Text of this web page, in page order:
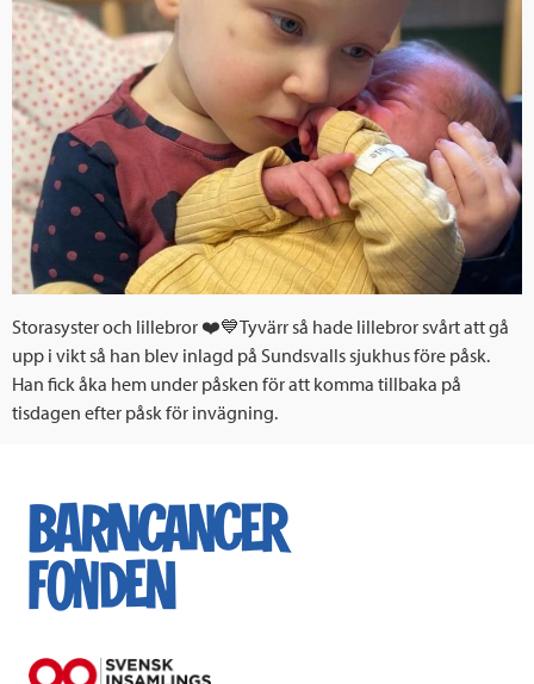
Storasyster och lillebror ❤️💙Tyvärr så hade lillebror svårt att gå
upp i vikt så han blev inlagd på Sundsvalls sjukhus före påsk.
Han fick åka hem under påsken för att komma tillbaka på
tisdagen efter påsk för invägning.